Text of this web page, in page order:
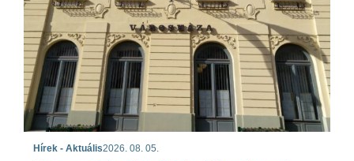
Hírek - Aktuális2026. 08. 05.